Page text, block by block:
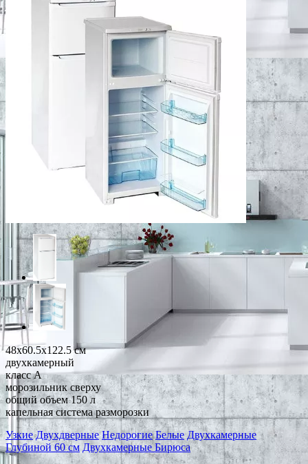
48x60.5x122.5 см
двухкамерный
класс A
морозильник сверху
общий объем 150 л
капельная система разморозки
Узкие Двухдверные Недорогие Белые Двухкамерные
Глубиной 60 см Двухкамерные Бирюса